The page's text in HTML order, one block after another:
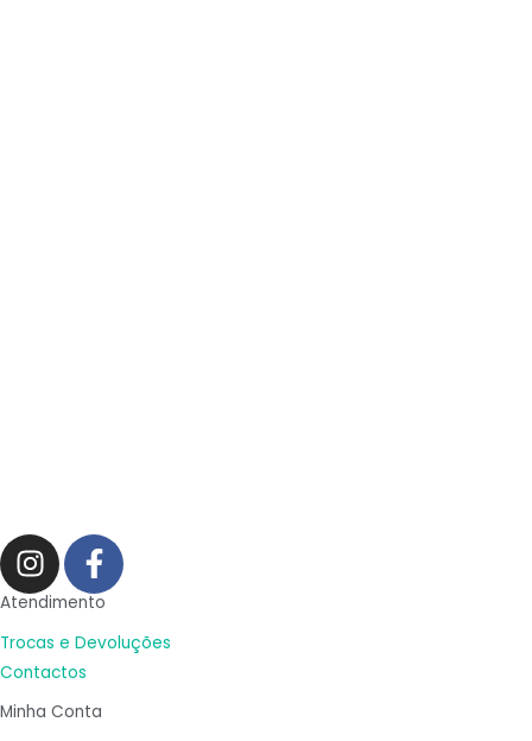
I
n
s
t
a
g
r
F
a
c
e
o
Atendimento
Trocas e Devoluções
Contactos
Minha Conta